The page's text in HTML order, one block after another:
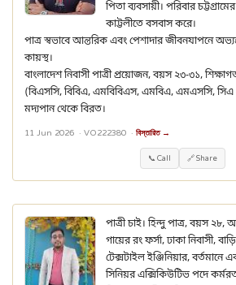
পিতা ব্যবসায়ী। পরিবার
কাট্টলীতে বসবাস করে।
পাত্র স্বভাবে আন্তরিক এবং পেশাদার জীবনযাপনে
কায়স্থ।
বাংলাদেশ নিবাসী পাত্রী প্রয়োজন, বয়স ২৩-৩১,
(বিএসসি, বিবিএ, এমবিবিএস, এমবিএ, এমএসসি,
মদ্যপান থেকে বিরত।
11 Jun 2026 · VO222380 · বিস্তারিত →
📞 Call 🔗 Share
পাত্রী চাই। হিন্দু পাত্র, বয়স ২৮,
গায়ের রং ফর্সা, ঢাকা নিবাসী,
টেক্সটাইল ইঞ্জিনিয়ার, বর্তমানে
সিনিয়র এক্সিকিউটিভ পদে